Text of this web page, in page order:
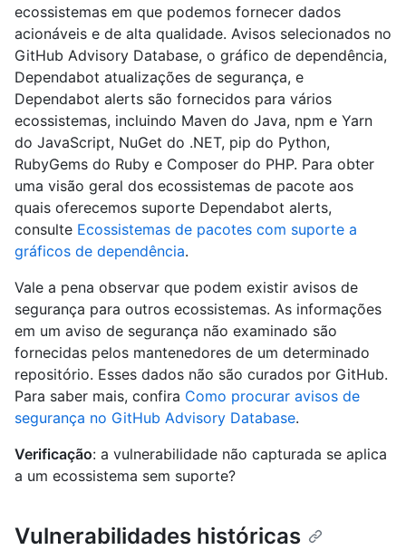
ecossistemas em que podemos fornecer dados
acionáveis e de alta qualidade. Avisos selecionados no
GitHub Advisory Database, o gráfico de dependência,
Dependabot atualizações de segurança, e
Dependabot alerts são fornecidos para vários
ecossistemas, incluindo Maven do Java, npm e Yarn
do JavaScript, NuGet do .NET, pip do Python,
RubyGems do Ruby e Composer do PHP. Para obter
uma visão geral dos ecossistemas de pacote aos
quais oferecemos suporte Dependabot alerts,
consulte Ecossistemas de pacotes com suporte a
gráficos de dependência.
Vale a pena observar que podem existir avisos de
segurança para outros ecossistemas. As informações
em um aviso de segurança não examinado são
fornecidas pelos mantenedores de um determinado
repositório. Esses dados não são curados por GitHub.
Para saber mais, confira Como procurar avisos de
segurança no GitHub Advisory Database.
Verificação: a vulnerabilidade não capturada se aplica
a um ecossistema sem suporte?
Vulnerabilidades históricas